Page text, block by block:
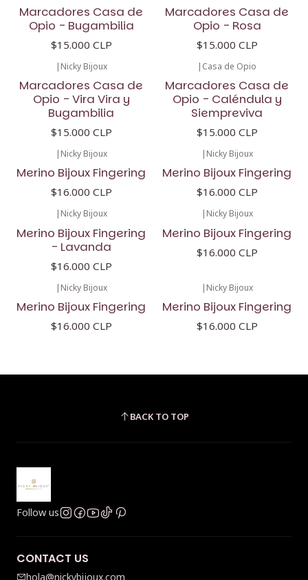
Marcadores Casa de
Opio - Bugambilia
$15.000 CLP
Marcadores Casa de
Opio - Rosa
$15.000 CLP
| Nicky Bijoux
Marcadores Casa de
Opio - Vira Vira y
Bugambilia
$15.000 CLP
| Casa de Opio
Marcadores Casa de
Opio - Caléndula y
Siempreviva
$15.000 CLP
| Nicky Bijoux
Merino Bijoux Fingering
$16.000 CLP
| Nicky Bijoux
Merino Bijoux Fingering
$16.000 CLP
Nicky Bijoux
Merino Bijoux Fingering
- Lavanda
$16.000 CLP
Nicky Bijoux
Merino Bijoux Fingering
$16.000 CLP
| Nicky Bijoux
Merino Bijoux Fingering
$16.000 CLP
| Nicky Bijoux
Merino Bijoux Fingering
$16.000 CLP
BACK TO TOP
Follow us
CONTACT US
hola@nickybijoux.com